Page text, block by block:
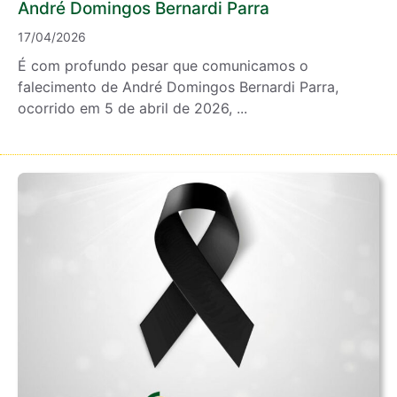
André Domingos Bernardi Parra
17/04/2026
É com profundo pesar que comunicamos o
falecimento de André Domingos Bernardi Parra,
ocorrido em 5 de abril de 2026, ...